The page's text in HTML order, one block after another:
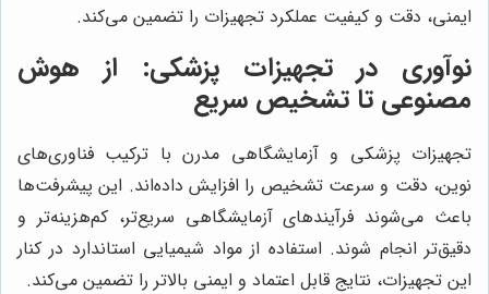
ایمنی، دقت و کیفیت عملکرد تجهیزات را تضمین می‌کند.
نوآوری در تجهیزات پزشکی: از هوش
مصنوعی تا تشخیص سریع
تجهیزات پزشکی و آزمایشگاهی مدرن با ترکیب فناوری‌های
نوین، دقت و سرعت تشخیص را افزایش داده‌اند. این پیشرفت‌ها
باعث می‌شوند فرآیندهای آزمایشگاهی سریع‌تر، کم‌هزینه‌تر و
دقیق‌تر انجام شوند. استفاده از مواد شیمیایی استاندارد در کنار
این تجهیزات، نتایج قابل اعتماد و ایمنی بالاتر را تضمین می‌کند.